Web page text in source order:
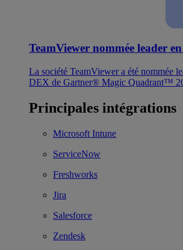
TeamViewer nommée leader
La société TeamViewer a été nommée
DEX de Gartner® Magic Quadrant™
Principales intégrations
Microsoft Intune
ServiceNow
Freshworks
Jira
Salesforce
Zendesk